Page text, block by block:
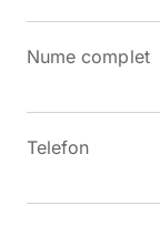
Nume complet
Telefon